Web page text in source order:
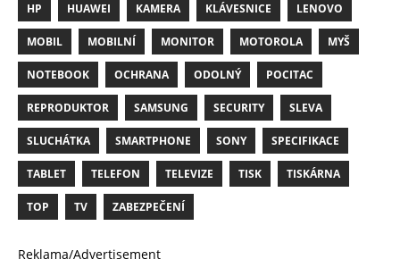
HP HUAWEI KAMERA KLÁVESNICE LENOVO
MOBIL MOBILNÍ MONITOR MOTOROLA MYŠ
NOTEBOOK OCHRANA ODOLNÝ POCITAC
REPRODUKTOR SAMSUNG SECURITY SLEVA
SLUCHÁTKA SMARTPHONE SONY SPECIFIKACE
TABLET TELEFON TELEVIZE TISK TISKÁRNA
TOP TV ZABEZPEČENÍ
Reklama/Advertisement